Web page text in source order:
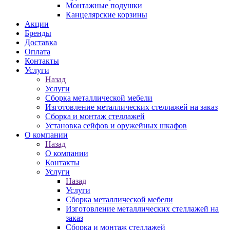
Монтажные подушки
Канцелярские корзины
Акции
Бренды
Доставка
Оплата
Контакты
Услуги
Назад
Услуги
Сборка металлической мебели
Изготовление металлических стеллажей на заказ
Сборка и монтаж стеллажей
Установка сейфов и оружейных шкафов
О компании
Назад
О компании
Контакты
Услуги
Назад
Услуги
Сборка металлической мебели
Изготовление металлических стеллажей на
заказ
Сборка и монтаж стеллажей